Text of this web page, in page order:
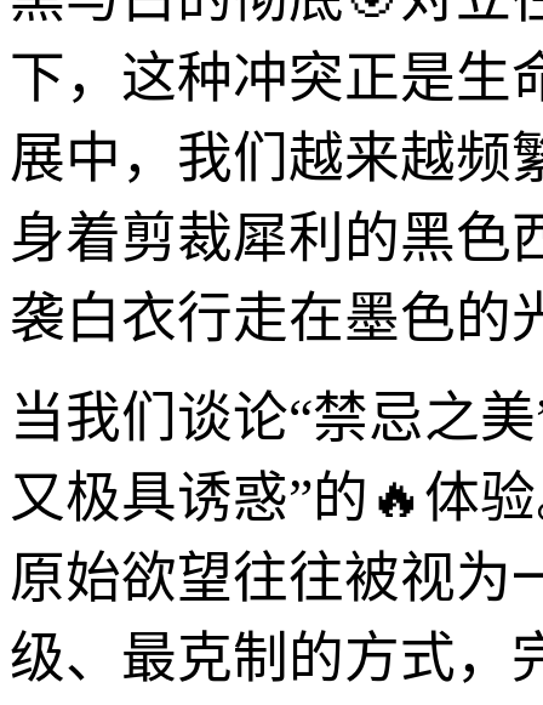
下，这种冲突正是生
展中，我们越来越频
身着剪裁犀利的黑色
袭白衣行走在墨色的
当我们谈论“禁忌之
又极具诱惑”的🔥体
原始欲望往往被视为
级、最克制的方式，